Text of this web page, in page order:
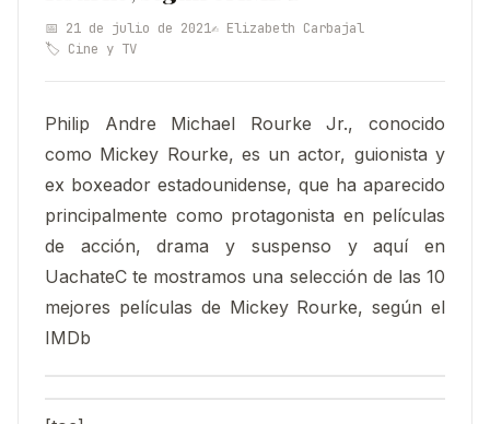
📅 21 de julio de 2021✍️ Elizabeth Carbajal
🏷️ Cine y TV
Philip Andre Michael Rourke Jr., conocido
como Mickey Rourke, es un actor, guionista y
ex boxeador estadounidense, que ha aparecido
principalmente como protagonista en películas
de acción, drama y suspenso y aquí en
UachateC te mostramos una selección de las 10
mejores películas de Mickey Rourke, según el
IMDb